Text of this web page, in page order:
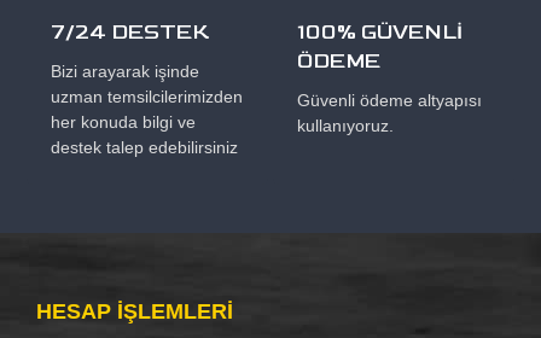
7/24 DESTEK
Bizi arayarak işinde
uzman temsilcilerimizden
her konuda bilgi ve
destek talep edebilirsiniz
100% GÜVENLİ
ÖDEME
Güvenli ödeme altyapısı
kullanıyoruz.
HESAP IŞLEMLERI